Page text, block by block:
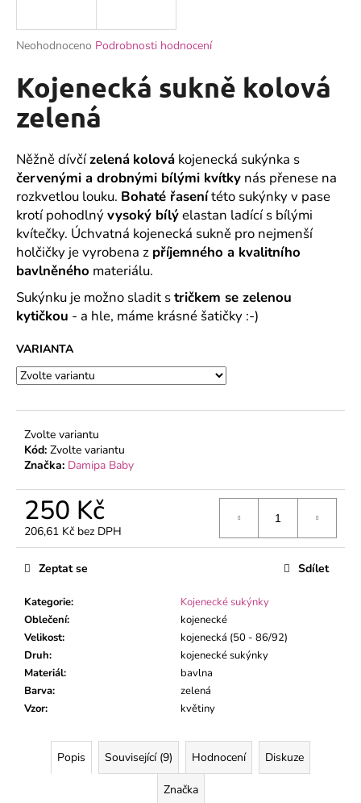
Průměrné
produktu
je
z
hvězdiček.
Neohodnoceno Podrobnosti hodnocení
Kojenecká sukně kolová
zelená
Něžně dívčízelená kolová kojenecká sukýnka s
červenými a drobnými bílými kvítky nás přenese na
rozkvetlou louku. Bohaté řasenítéto sukýnky v pase
krotí pohodlnývysoký bílýelastan ladící s bílými
kvítečky. Úchvatná kojenecká sukně pro nejmenší
holčičky je vyrobena z příjemného a kvalitního
bavlněného materiálu.
Sukýnku je možno sladit stričkem se zelenou
kytičkou - a hle, máme krásné šatičky :-)
VARIANTA
Zvolte variantu
Kód: Zvolte variantu
Značka: Damipa Baby
250 Kč
206,61 Kč bez DPH
Měrná
cena:
Kategorie:
Kojenecké sukýnky
Oblečení:
kojenecké
Velikost:
kojenecká (50 - 86/92)
Druh:
kojenecké sukýnky
Materiál:
bavlna
Barva:
zelená
Vzor: květiny
Zeptat se Sdílet
Popis Související (9) Hodnocení Diskuze
Značka
j
t
?
HLEDAT
D
o
p
o
u
č
u
e
m
e
KOJENECKÝ
KABÁTEK
MÉĎA
ZELENÝ
195
Kč